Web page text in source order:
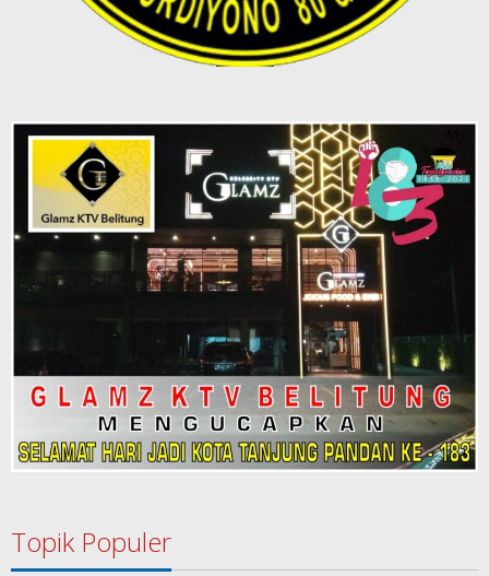
Topik Populer